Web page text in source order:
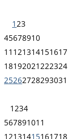
1 23
45678910
11 121314151617
18192021 222324
25262728293031
1 234
567891011
12131415161718